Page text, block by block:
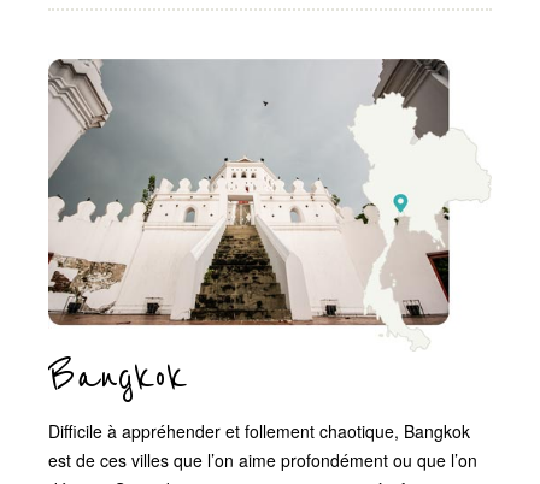
Bangkok
Difficile à appréhender et follement chaotique, Bangkok
est de ces villes que l’on aime profondément ou que l’on